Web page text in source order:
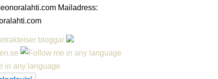
Mailadress: